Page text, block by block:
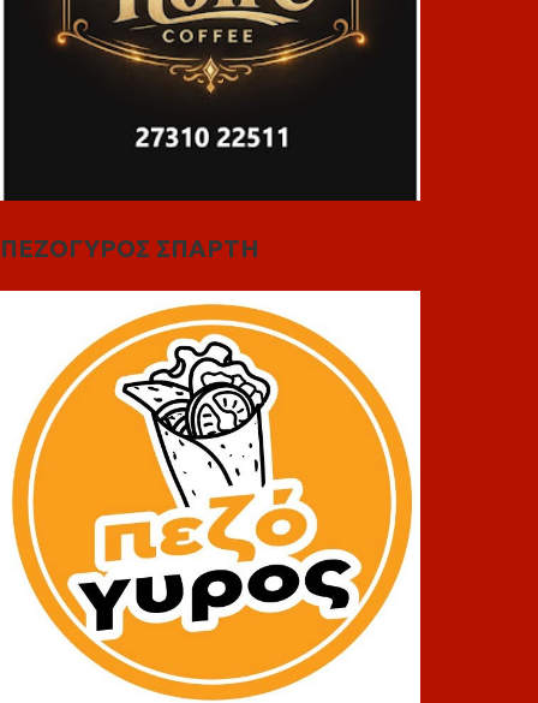
ΠΕΖΟΓΥΡΟΣ ΣΠΑΡΤΗ